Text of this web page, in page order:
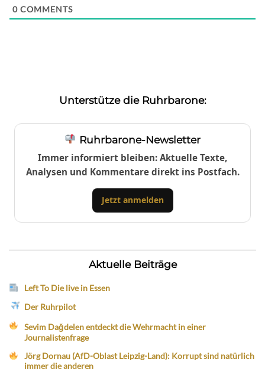
0 COMMENTS
Unterstütze die Ruhrbarone:
Ruhrbarone-Newsletter
Immer informiert bleiben: Aktuelle Texte,
Analysen und Kommentare direkt ins Postfach.
Jetzt anmelden
Aktuelle Beiträge
Left To Die live in Essen
Der Ruhrpilot
Sevim Dağdelen entdeckt die Wehrmacht in einer
Journalistenfrage
Jörg Dornau (AfD-Oblast Leipzig-Land): Korrupt sind natürlich
immer die anderen